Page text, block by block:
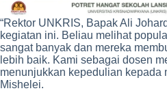
“Rektor UNKRIS, Bapak Ali
kegiatan ini. Beliau melihat
sangat banyak dan mereka
lebih baik. Kami sebagai dosen
menunjukkan kepedulian kepada
Mishelei.